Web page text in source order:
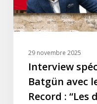
portugais
Record
29 novembre 2025
Interview
Batgün avec
Record : “Les